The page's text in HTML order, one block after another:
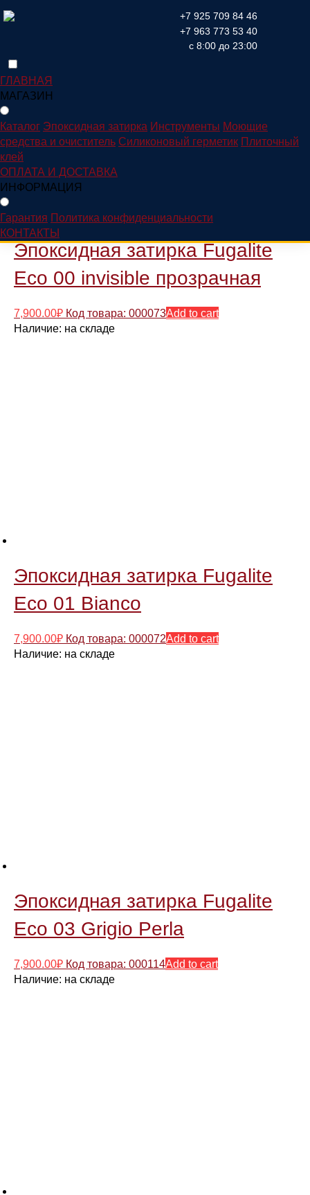
+7 925 709 84 46
+7 963 773 53 40
с 8:00 до 23:00
ГЛАВНАЯ
МАГАЗИН
Каталог Эпоксидная затирка Инструменты Моющие
средства и очиститель Силиконовый герметик Плиточный
клей
ОПЛАТА И ДОСТАВКА
ИНФОРМАЦИЯ
Гарантия Политика конфиденциальности
КОНТАКТЫ
Каталог
Каталог
Showing 1–16 of 29 results
Эпоксидная затирка Fugalite
Eco 00 invisible прозрачная
7,900.00₽ Код товара: 000073Add to cart
Наличие: на складе
Эпоксидная затирка Fugalite
Eco 01 Bianco
7,900.00₽ Код товара: 000072Add to cart
Наличие: на складе
Эпоксидная затирка Fugalite
Eco 03 Grigio Perla
7,900.00₽ Код товара: 000114Add to cart
Наличие: на складе